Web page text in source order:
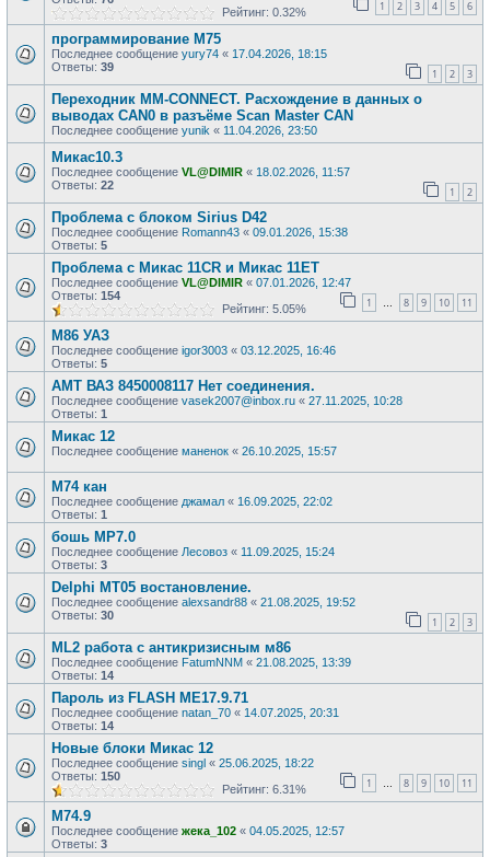
1 2 3 4 5 6
Рейтинг: 0.32%
программирование М75
Последнее сообщение yury74 « 17.04.2026, 18:15
Ответы: 39 1 2 3
Переходник MM-CONNECT. Расхождение в данных о
выводах CAN0 в разъёме Scan Master CAN
Последнее сообщение yunik « 11.04.2026, 23:50
Микас10.3
Последнее сообщение VL@DIMIR « 18.02.2026, 11:57
Ответы: 22 1 2
Проблема с блоком Sirius D42
Последнее сообщение Romann43 « 09.01.2026, 15:38
Ответы: 5
Проблема с Микас 11CR и Микас 11ЕТ
Последнее сообщение VL@DIMIR « 07.01.2026, 12:47
Ответы: 154 1 … 8 9 10 11
Рейтинг: 5.05%
М86 УАЗ
Последнее сообщение igor3003 « 03.12.2025, 16:46
Ответы: 5
АМТ ВАЗ 8450008117 Нет соединения.
Последнее сообщение vasek2007@inbox.ru « 27.11.2025, 10:28
Ответы: 1
Микас 12
Последнее сообщение маненок « 26.10.2025, 15:57
М74 кан
Последнее сообщение джамал « 16.09.2025, 22:02
Ответы: 1
бошь MP7.0
Последнее сообщение Лесовоз « 11.09.2025, 15:24
Ответы: 3
Delphi MT05 востановление.
Последнее сообщение alexsandr88 « 21.08.2025, 19:52
Ответы: 30 1 2 3
ML2 работа с антикризисным м86
Последнее сообщение FatumNNM « 21.08.2025, 13:39
Ответы: 14
Пароль из FLASH ME17.9.71
Последнее сообщение natan_70 « 14.07.2025, 20:31
Ответы: 14
Новые блоки Микас 12
Последнее сообщение singl « 25.06.2025, 18:22
Ответы: 150 1 … 8 9 10 11
Рейтинг: 6.31%
М74.9
Последнее сообщение жека_102 « 04.05.2025, 12:57
Ответы: 3